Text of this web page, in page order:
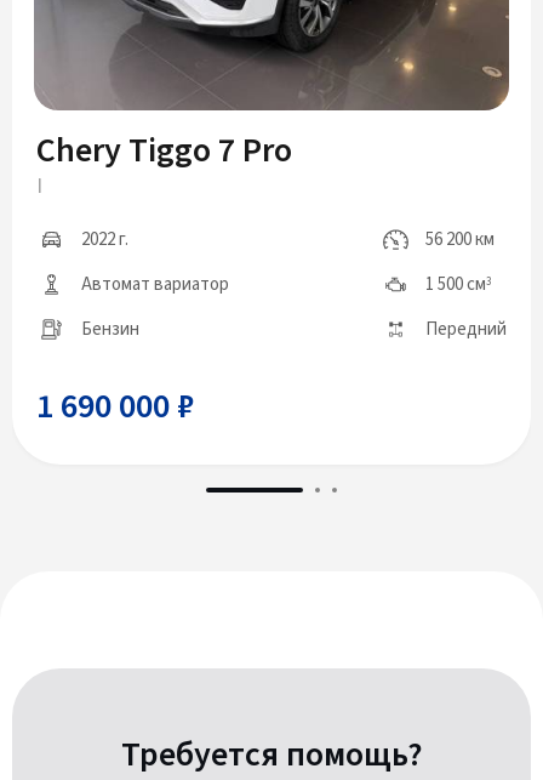
Chery Tiggo 7 Pro
I
2022 г.
56 200 км
Автомат вариатор
1 500 см3
Бензин Передний
1 690 000 ₽
Требуется помощь?